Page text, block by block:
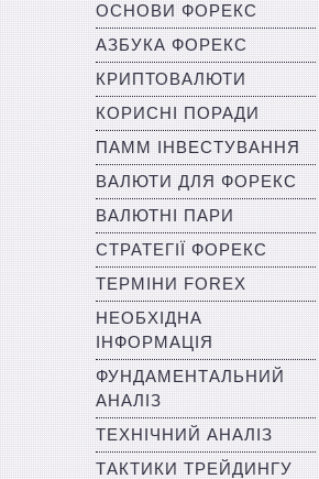
ОСНОВИ ФОРЕКС
АЗБУКА ФОРЕКС
КРИПТОВАЛЮТИ
КОРИСНІ ПОРАДИ
ПАММ ІНВЕСТУВАННЯ
ВАЛЮТИ ДЛЯ ФОРЕКС
ВАЛЮТНІ ПАРИ
СТРАТЕГІЇ ФОРЕКС
ТЕРМІНИ FOREX
НЕОБХІДНА
ІНФОРМАЦІЯ
ФУНДАМЕНТАЛЬНИЙ
АНАЛІЗ
ТЕХНІЧНИЙ АНАЛІЗ
ТАКТИКИ ТРЕЙДИНГУ